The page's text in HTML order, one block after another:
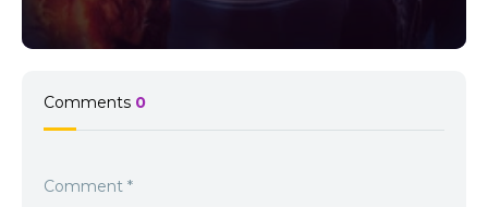
Comments 0
Comment *